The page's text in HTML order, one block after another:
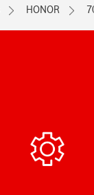
HONOR